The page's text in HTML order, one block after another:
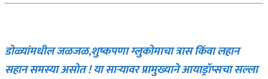
डोळ्यांमधील जळजळ,शुष्कपणा ग्लुकोमाचा त्रास किंवा लहान
सहान समस्या असोत ! या सार्‍यावर प्रामुख्याने आयाड्रॉप्सचा सल्ला